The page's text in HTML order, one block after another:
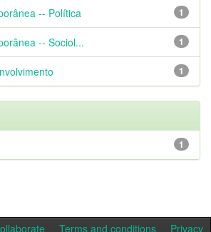
1
-- Política
1
-- Sociol...
1
1
Terms and conditions Privacy